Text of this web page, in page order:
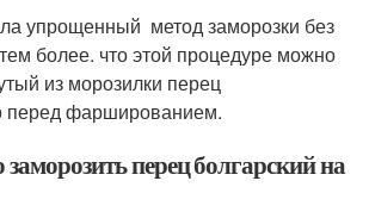
упрощенный метод заморозки без
более. что этой процедуре можно
из морозилки перец
перед фаршированием.
перец болгарский на